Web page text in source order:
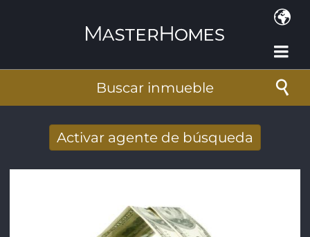
Buscar inmueble
Activar agente de búsqueda
por e-mail
Dirección de correo electrónico